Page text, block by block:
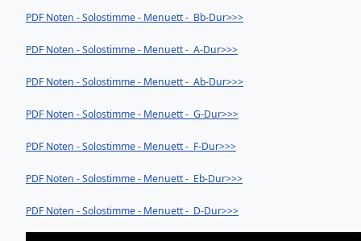
PDF Noten - Solostimme - Menuett - Bb-Dur>>>
PDF Noten - Solostimme - Menuett - A-Dur>>>
PDF Noten - Solostimme - Menuett - Ab-Dur>>>
PDF Noten - Solostimme - Menuett - G-Dur>>>
PDF Noten - Solostimme - Menuett - F-Dur>>>
PDF Noten - Solostimme - Menuett - Eb-Dur>>>
PDF Noten - Solostimme - Menuett - D-Dur>>>